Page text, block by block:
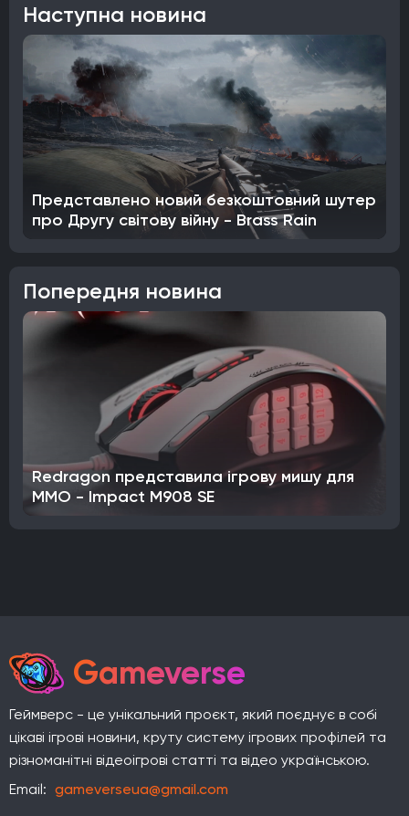
Наступна новина
Представлено новий безкоштовний шутер
про Другу світову війну - Brass Rain
Попередня новина
Redragon представила ігрову мишу для
MMO - Impact M908 SE
Gameverse
Геймверс - це унікальний проєкт, який поєднує в собі
цікаві ігрові новини, круту систему ігрових профілей та
різноманітні відеоігрові статті та відео українською.
Email: gameverseua@gmail.com